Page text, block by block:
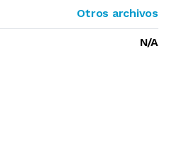
Otros archivos
N/A